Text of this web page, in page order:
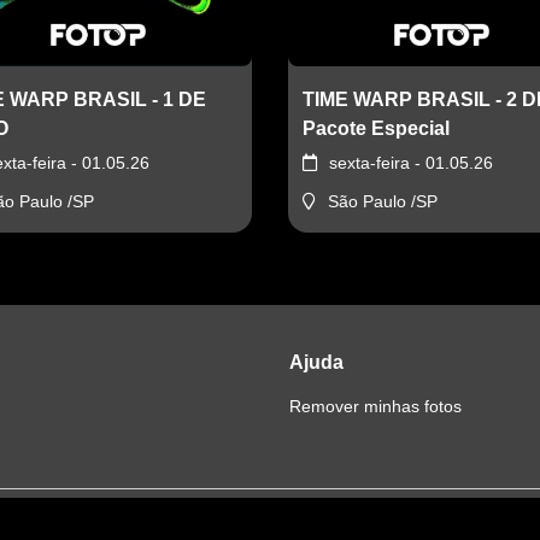
WARP BRASIL - 1 DE
feira - 01.05.26
Paulo /SP
TIME WARP BRASIL - 2
Pacote Especial
sexta-feira - 01.05.26
São Paulo /SP
Ajuda
Remover minhas fotos